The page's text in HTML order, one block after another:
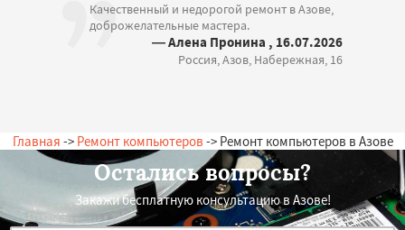
Качественный и недорогой ремонт в Азове,
доброжелательные мастера.
— Алена Пронина , 16.07.2026
Россия, Азов, Набережная, 16
Главная -> Ремонт компьютеров -> Ремонт компьютеров в Азове
Остались вопросы?
Закажи бесплатную консультацию в Азове!